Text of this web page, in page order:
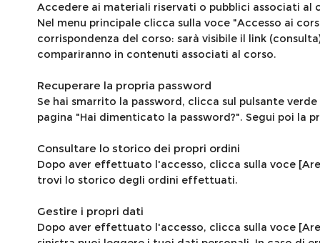
Accedere ai materiali riservati o pubblici associati al
Nel menu principale clicca sulla voce "Accesso ai
corrispondenza del corso: sarà visibile il link
compariranno in contenuti associati al corso.
Recuperare la propria password
Se hai smarrito la password, clicca sul pulsante
pagina "Hai dimenticato la password?". Segui poi la
Consultare lo storico dei propri ordini
Dopo aver effettuato l'accesso, clicca sulla voce
trovi lo storico degli ordini effettuati.
Gestire i propri dati
Dopo aver effettuato l'accesso, clicca sulla voce